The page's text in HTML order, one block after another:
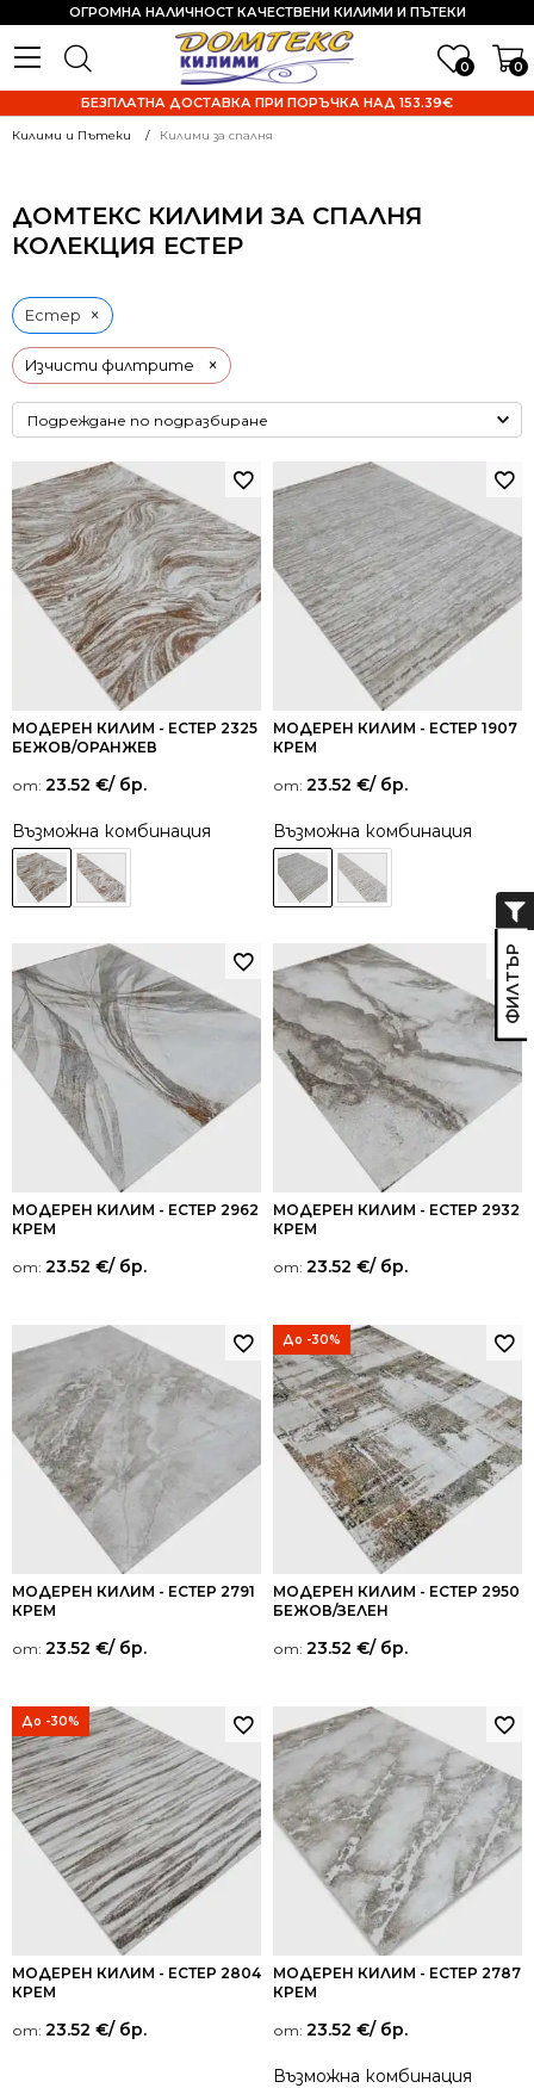
0 0
ОГРОМНА НАЛИЧНОСТ КАЧЕСТВЕНИ КИЛИМИ И ПЪТЕКИ
БЕЗПЛАТНА ДОСТАВКА ПРИ ПОРЪЧКА НАД 153.39€
Килими и Пътеки Килими за спалня
ДОМТЕКС КИЛИМИ ЗА СПАЛНЯ
КОЛЕКЦИЯ ЕСТЕР
Изчисти филтрите ×
Естер ×
МОДЕРЕН КИЛИМ - ЕСТЕР 2325
БЕЖОВ/ОРАНЖЕВ
от: 23.52 €/ бр.
Възможна комбинация
МОДЕРЕН КИЛИМ - ЕСТЕР 1907
КРЕМ
от: 23.52 €/ бр.
Възможна комбинация
МОДЕРЕН КИЛИМ - ЕСТЕР 2962
КРЕМ
от: 23.52 €/ бр.
МОДЕРЕН КИЛИМ - ЕСТЕР 2932
КРЕМ
от: 23.52 €/ бр.
МОДЕРЕН КИЛИМ - ЕСТЕР 2791
КРЕМ
от: 23.52 €/ бр.
До -30%
МОДЕРЕН КИЛИМ - ЕСТЕР 2950
БЕЖОВ/ЗЕЛЕН
от: 23.52 €/ бр.
До -30%
МОДЕРЕН КИЛИМ - ЕСТЕР 2804
КРЕМ
от: 23.52 €/ бр.
МОДЕРЕН КИЛИМ - ЕСТЕР 2787
КРЕМ
от: 23.52 €/ бр.
Възможна комбинация